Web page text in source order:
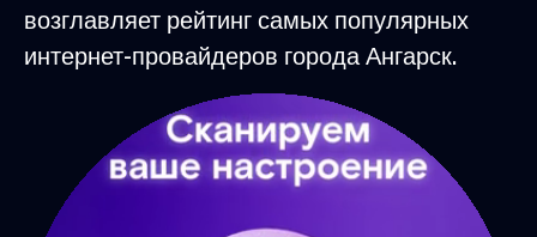
возглавляет рейтинг самых популярных
интернет-провайдеров города Ангарск.